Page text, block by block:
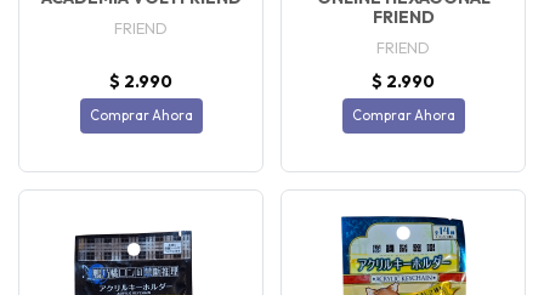
FRIEND
$ 2.990
Comprar Ahora
FRIEND
FRIEND
$ 2.990
Comprar Ahora